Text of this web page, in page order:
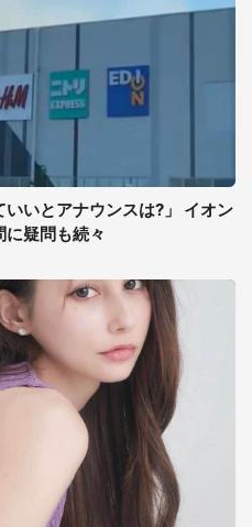
いいとアナウンスは?」 イオン
疑問も続々